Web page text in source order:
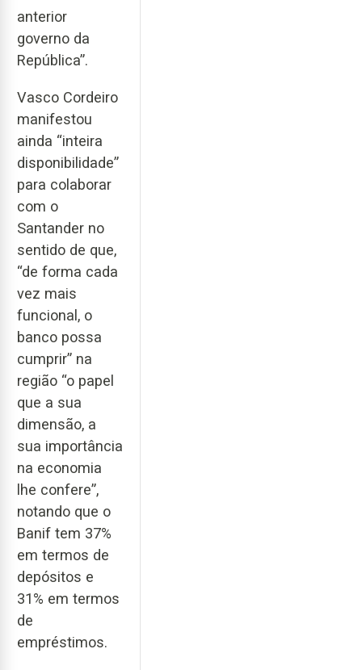
anterior
governo da
República”.
Vasco Cordeiro
manifestou
ainda “inteira
disponibilidade”
para colaborar
com o
Santander no
sentido de que,
“de forma cada
vez mais
funcional, o
banco possa
cumprir” na
região “o papel
que a sua
dimensão, a
sua importância
na economia
lhe confere”,
notando que o
Banif tem 37%
em termos de
depósitos e
31% em termos
de
empréstimos.